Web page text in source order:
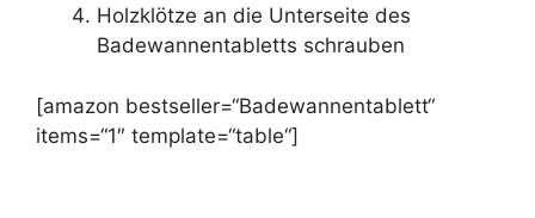
Holzklötze an die Unterseite des
Badewannentabletts schrauben
[amazon bestseller=“Badewannentablett“
items=“1″ template=“table“]